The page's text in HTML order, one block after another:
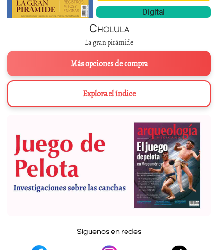
Digital
Cholula
La gran pirámide
Más opciones de compra
Explora el índice
Síguenos en redes